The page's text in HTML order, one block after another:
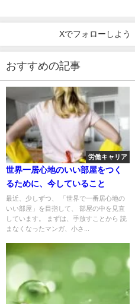
Xでフォローしよう
おすすめの記事
労働キャリア
世界一居心地のいい部屋をつく
るために、今していること
最近、少しずつ、 「世界で一番居心地の
いい部屋」を目指して、 部屋の中を見直
しています。 まずは、手放すことから 読
まなくなったマンガ、小さ...